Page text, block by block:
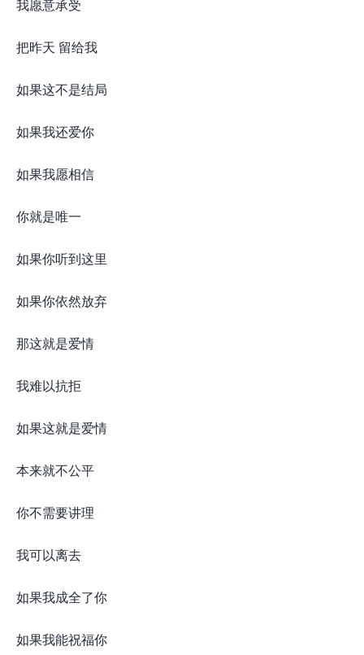
我愿意承受
把昨天 留给我
如果这不是结局
如果我还爱你
如果我愿相信
你就是唯一
如果你听到这里
如果你依然放弃
那这就是爱情
我难以抗拒
如果这就是爱情
本来就不公平
你不需要讲理
我可以离去
如果我成全了你
如果我能祝福你